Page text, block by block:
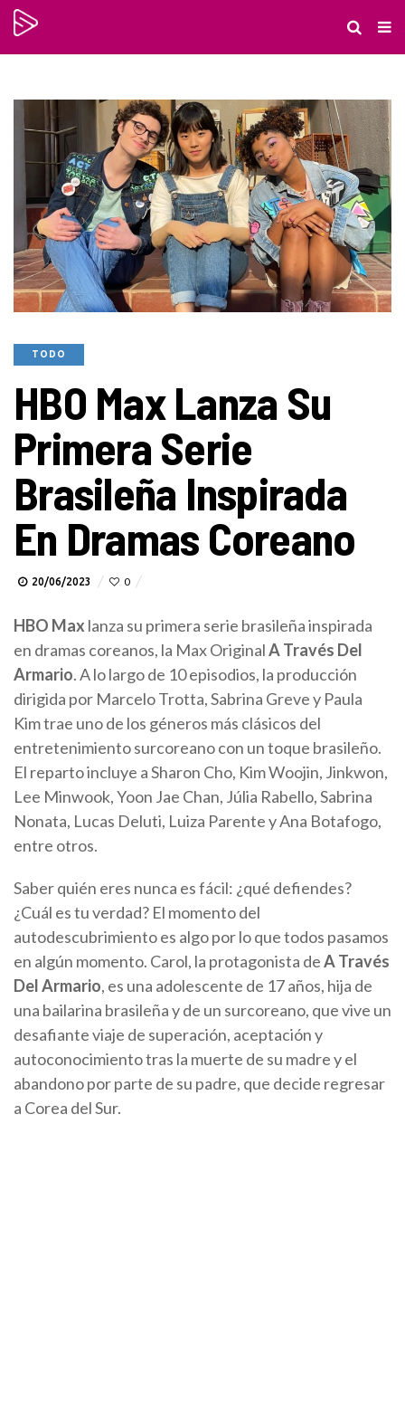
TODO
HBO Max Lanza Su
Primera Serie
Brasileña Inspirada
En Dramas Coreano
20/06/2023 0
HBO Max lanza su primera serie brasileña inspirada
en dramas coreanos, la Max OriginalA Través Del
Armario. A lo largo de 10 episodios, la producción
dirigida por Marcelo Trotta, Sabrina Greve y Paula
Kim trae uno de los géneros más clásicos del
entretenimiento surcoreano con un toque brasileño.
El reparto incluye a Sharon Cho, Kim Woojin, Jinkwon,
Lee Minwook, Yoon Jae Chan, Júlia Rabello, Sabrina
Nonata, Lucas Deluti, Luiza Parente y Ana Botafogo,
entre otros.
Saber quién eres nunca es fácil: ¿qué defiendes?
¿Cuál es tu verdad? El momento del
autodescubrimiento es algo por lo que todos pasamos
en algún momento. Carol, la protagonista deA Través
Del Armario, es una adolescente de 17 años, hija de
una bailarina brasileña y de un surcoreano, que vive un
desafiante viaje de superación, aceptación y
autoconocimiento tras la muerte de su madre y el
abandono por parte de su padre, que decide regresar
a Corea del Sur.